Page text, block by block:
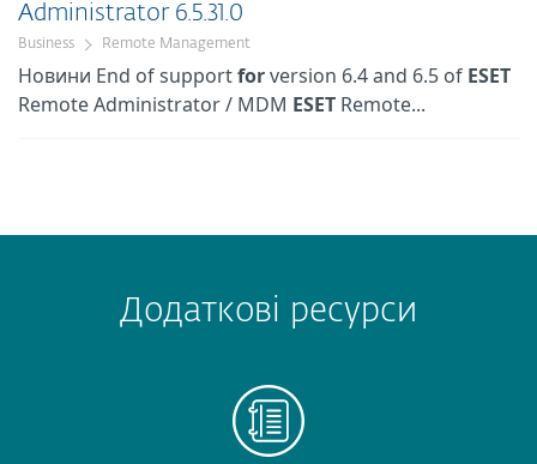
Administrator 6.5.31.0
Business Remote Management
Новини End of supportforversion 6.4 and 6.5 of ESET
Remote Administrator / MDM ESET Remote...
Додаткові ресурси